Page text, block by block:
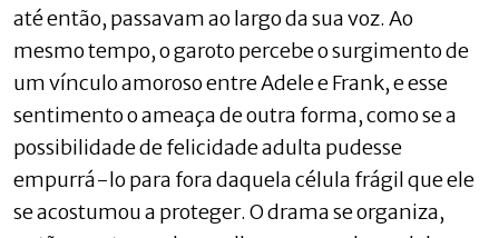
até então, passavam ao largo da sua voz. Ao
mesmo tempo, o garoto percebe o surgimento de
um vínculo amoroso entre Adele e Frank, e esse
sentimento o ameaça de outra forma, como se a
possibilidade de felicidade adulta pudesse
empurrá-lo para fora daquela célula frágil que ele
se acostumou a proteger. O drama se organiza,